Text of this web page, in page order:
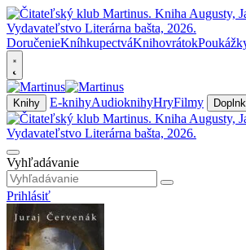
DoručenieKníhkupectváKnihovrátok
Knihy E-knihyAudioknihyHryFilmy
Vyhľadávanie
Prihlásiť